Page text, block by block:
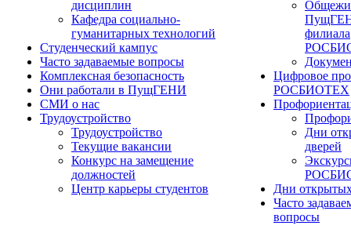
дисциплин
Кафедра социально-
гуманитарных технологий
Студенческий кампус
Часто задаваемые вопросы
Комплексная безопасность
Они работали в ПущГЕНИ
СМИ о нас
Трудоустройство
Трудоустройство
Текущие вакансии
Конкурс на замещение
должностей
Центр карьеры студентов
филиала
Цифровое
РОСБИОТЕХ
Дни
дверей
Дни
Часто
вопросы